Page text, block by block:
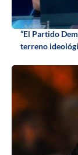
“El Partido
terreno